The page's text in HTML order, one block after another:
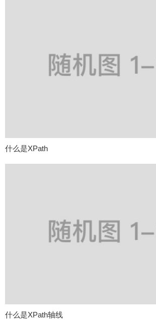
什么是XPath
什么是XPath轴线